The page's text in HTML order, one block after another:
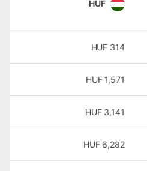
HUF
314
HUF
1,571
HUF
3,141
HUF
6,282
HUF